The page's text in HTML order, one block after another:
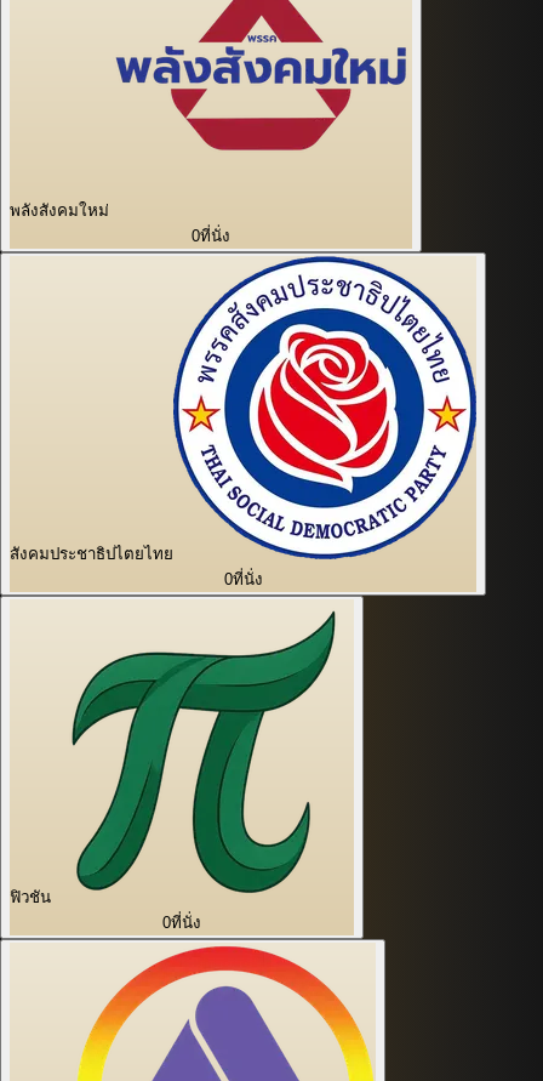
พลังสังคมใหม่
0ที่นั่ง
สังคมประชาธิปไตยไทย
0ที่นั่ง
ฟิวชัน
0ที่นั่ง